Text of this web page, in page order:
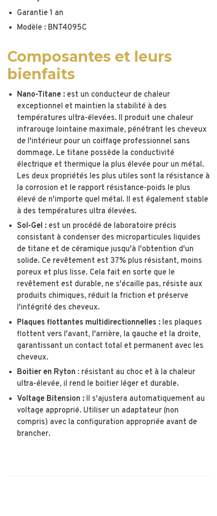
Garantie 1 an
Modèle : BNT4095C
Composantes et leurs
bienfaits
Nano-Titane : est un conducteur de chaleur
exceptionnel et maintien la stabilité à des
températures ultra-élevées. Il produit une chaleur
infrarouge lointaine maximale, pénétrant les cheveux
de l'intérieur pour un coiffage professionnel sans
dommage. Le titane possède la conductivité
électrique et thermique la plus élevée pour un métal.
Les deux propriétés les plus utiles sont la résistance à
la corrosion et le rapport résistance-poids le plus
élevé de n'importe quel métal. Il est également stable
à des températures ultra élevées.
Sol-Gel : est un procédé de laboratoire précis
consistant à condenser des microparticules liquides
de titane et de céramique jusqu'à l'obtention d'un
solide. Ce revêtement est 37% plus résistant, moins
poreux et plus lisse. Cela fait en sorte que le
revêtement est durable, ne s'écaille pas, résiste aux
produits chimiques, réduit la friction et préserve
l'intégrité des cheveux.
Plaques flottantes multidirectionnelles : les plaques
flottent vers l'avant, l'arrière, la gauche et la droite,
garantissant un contact total et permanent avec les
cheveux.
Boitier en Ryton : résistant au choc et à la chaleur
ultra-élevée, il rend le boitier léger et durable.
Voltage Bitension : Il s'ajustera automatiquement au
voltage approprié. Utiliser un adaptateur (non
compris) avec la configuration appropriée avant de
brancher.